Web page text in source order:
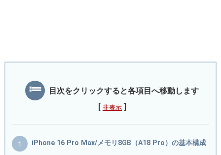
目次をクリックすると各項目へ移動します
非表示
iPhone 16 Pro Max/メモリ8GB（A18 Pro）の基本構成